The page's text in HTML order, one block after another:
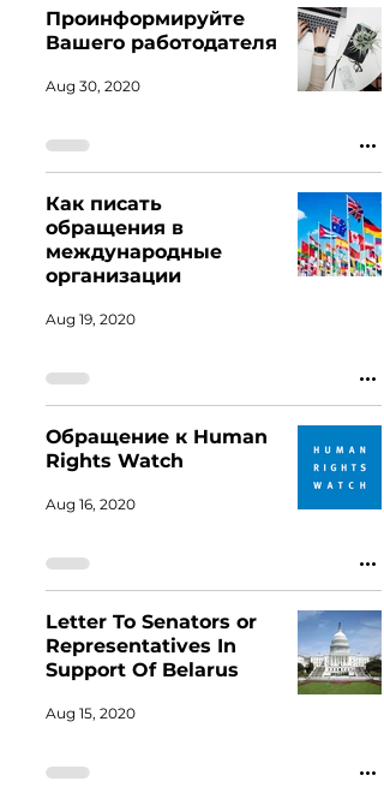
Проинформируйте
Вашего работодателя
Aug 30, 2020
Как писать
обращения в
международные
организации
Aug 19, 2020
Обращение к Human
Rights Watch
Aug 16, 2020
Letter To Senators or
Representatives In
Support Of Belarus
Aug 15, 2020